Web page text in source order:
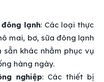
lạnh: Các loại thực
mai, bơ, sữa đông lạnh
khác nhằm phục vụ
hàng ngày.
nghiệp: Các thiết bị